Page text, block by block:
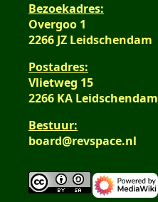
Bezoekadres:
Overgoo 1
2266 JZ Leidschendam
Postadres:
Vlietweg 15
2266 KA Leidschendam
Bestuur:
board@revspace.nl